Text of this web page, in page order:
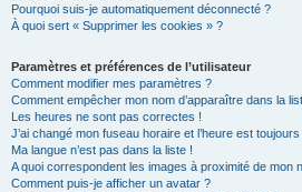
Pourquoi suis-je automatiquement déconnecté ?
À quoi sert « Supprimer les cookies » ?
Paramètres et préférences de l’utilisateur
Comment modifier mes paramètres ?
Comment empêcher mon nom d’apparaître dans la
Les heures ne sont pas correctes !
J’ai changé mon fuseau horaire et l’heure est
Ma langue n’est pas dans la liste !
A quoi correspondent les images à proximité de mon
Comment puis-je afficher un avatar ?